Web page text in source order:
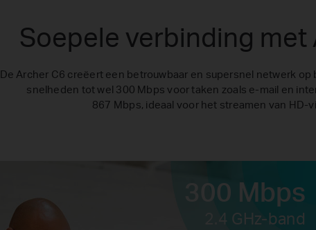
Soepele verbinding
De Archer C6 creëert een betrouwbaar en supersnel netwerk
snelheden tot wel 300 Mbps voor taken zoals e-mail en
867 Mbps, ideaal voor het streamen van
300 Mbps
2.4 GHz-band